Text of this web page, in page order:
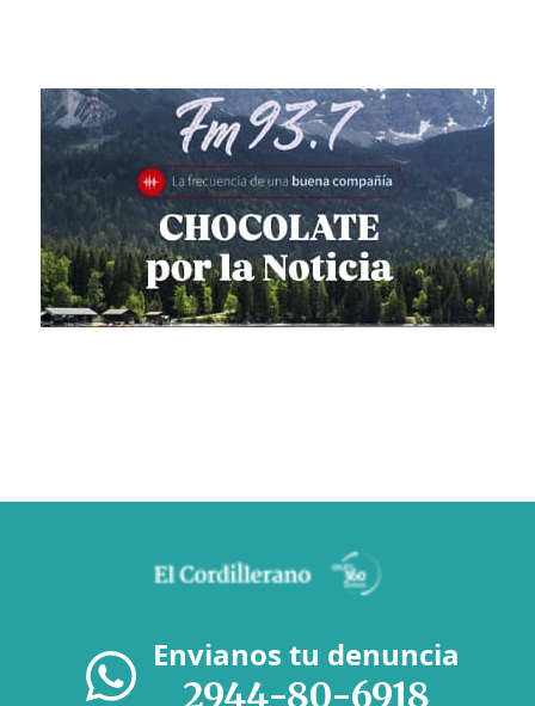
Envianos tu denuncia
2944-80-6918